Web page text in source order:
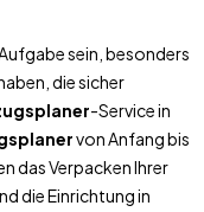
sein, besonders
die sicher
-Service in
von Anfang bis
das Verpacken Ihrer
die Einrichtung in